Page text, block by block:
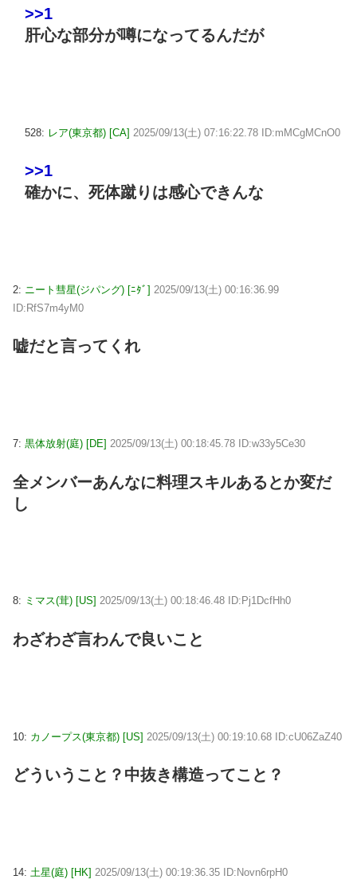
>>1
肝心な部分が噂になってるんだが
528: レア(東京都) [CA] 2025/09/13(土) 07:16:22.78 ID:mMCgMCnO0
>>1
確かに、死体蹴りは感心できんな
2: ニート彗星(ジパング) [ﾆﾀﾞ] 2025/09/13(土) 00:16:36.99
ID:RfS7m4yM0
嘘だと言ってくれ
7: 黒体放射(庭) [DE] 2025/09/13(土) 00:18:45.78 ID:w33y5Ce30
全メンバーあんなに料理スキルあるとか変だ
し
8: ミマス(茸) [US] 2025/09/13(土) 00:18:46.48 ID:Pj1DcfHh0
わざわざ言わんで良いこと
10: カノープス(東京都) [US] 2025/09/13(土) 00:19:10.68 ID:cU06ZaZ40
どういうこと？中抜き構造ってこと？
14: 土星(庭) [HK] 2025/09/13(土) 00:19:36.35 ID:Novn6rpH0